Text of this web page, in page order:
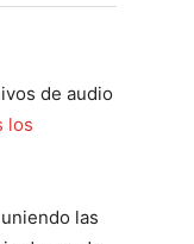
de audio
los
las